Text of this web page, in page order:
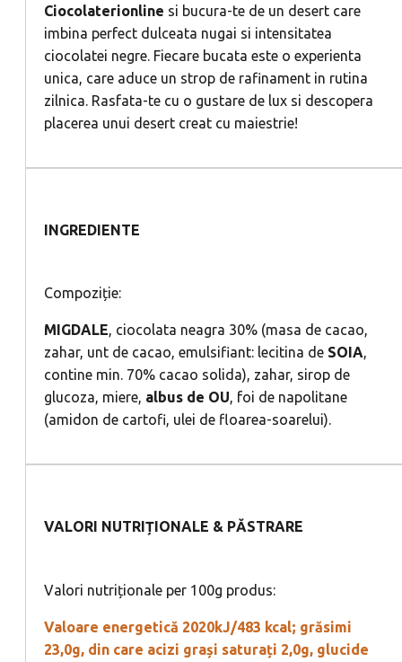
Ciocolaterionline si bucura-te de un desert care
imbina perfect dulceata nugai si intensitatea
ciocolatei negre. Fiecare bucata este o experienta
unica, care aduce un strop de rafinament in rutina
zilnica. Rasfata-te cu o gustare de lux si descopera
placerea unui desert creat cu maiestrie!
INGREDIENTE
Compoziție:
MIGDALE, ciocolata neagra 30% (masa de cacao,
zahar, unt de cacao, emulsifiant: lecitina de SOIA,
contine min. 70% cacao solida), zahar, sirop de
glucoza, miere, albus de OU, foi de napolitane
(amidon de cartofi, ulei de floarea-soarelui).
VALORI NUTRIȚIONALE & PĂSTRARE
Valori nutriționale per 100g produs:
Valoare energetică 2020kJ/483 kcal; grăsimi
23,0g, din care acizi grași saturați 2,0g, glucide